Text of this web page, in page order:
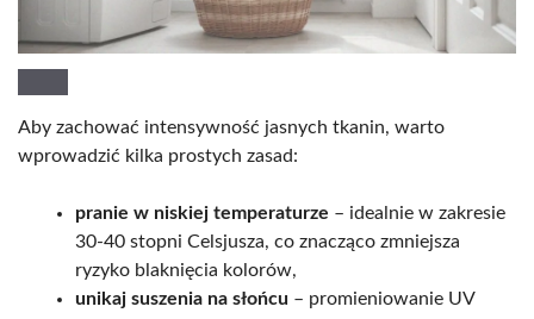
Aby zachować intensywność jasnych tkanin, warto
wprowadzić kilka prostych zasad:
pranie w niskiej temperaturze – idealnie w zakresie
30-40 stopni Celsjusza, co znacząco zmniejsza
ryzyko blaknięcia kolorów,
unikaj suszenia na słońcu – promieniowanie UV